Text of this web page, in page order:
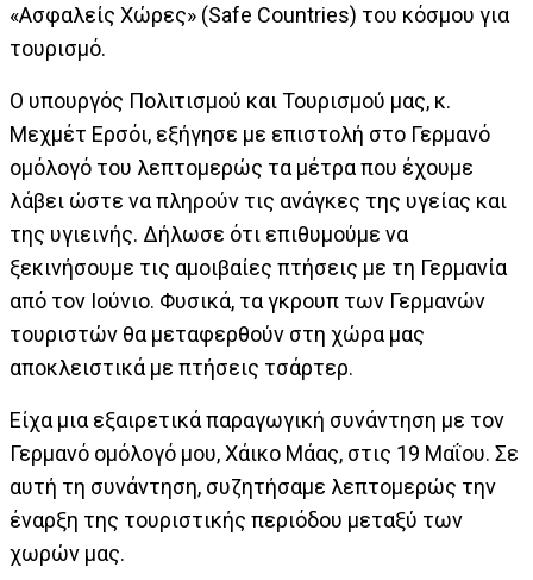
«Ασφαλείς Χώρες» (Safe Countries) του κόσμου για
τουρισμό.
Ο υπουργός Πολιτισμού και Τουρισμού μας, κ.
Μεχμέτ Ερσόι, εξήγησε με επιστολή στο Γερμανό
ομόλογό του λεπτομερώς τα μέτρα που έχουμε
λάβει ώστε να πληρούν τις ανάγκες της υγείας και
της υγιεινής. Δήλωσε ότι επιθυμούμε να
ξεκινήσουμε τις αμοιβαίες πτήσεις με τη Γερμανία
από τον Ιούνιο. Φυσικά, τα γκρουπ των Γερμανών
τουριστών θα μεταφερθούν στη χώρα μας
αποκλειστικά με πτήσεις τσάρτερ.
Είχα μια εξαιρετικά παραγωγική συνάντηση με τον
Γερμανό ομόλογό μου, Χάικο Μάας, στις 19 Μαΐου. Σε
αυτή τη συνάντηση, συζητήσαμε λεπτομερώς την
έναρξη της τουριστικής περιόδου μεταξύ των
χωρών μας.